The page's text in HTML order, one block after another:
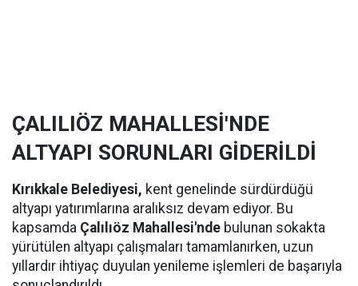
ÇALILIÖZ MAHALLESİ'NDE
ALTYAPI SORUNLARI GİDERİLDİ
Kırıkkale Belediyesi, kent genelinde sürdürdüğü
altyapı yatırımlarına aralıksız devam ediyor. Bu
kapsamda Çalılıöz Mahallesi'nde bulunan sokakta
yürütülen altyapı çalışmaları tamamlanırken, uzun
yıllardır ihtiyaç duyulan yenileme işlemleri de başarıyla